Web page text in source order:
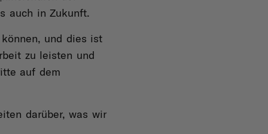
auch in Zukunft.
und dies ist
zu leisten und
auf dem
darüber, was wir